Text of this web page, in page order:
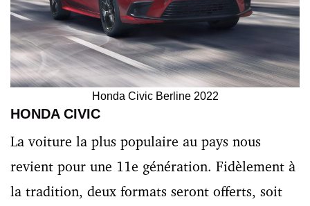
Honda Civic Berline 2022
HONDA CIVIC
La voiture la plus populaire au pays nous
revient pour une 11e génération. Fidèlement à
la tradition, deux formats seront offerts, soit